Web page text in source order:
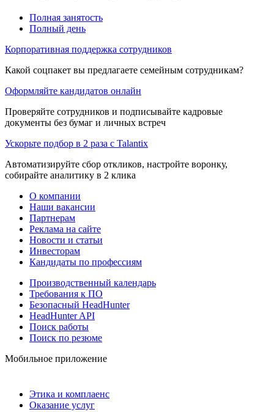
Полная занятость
Полный день
Корпоративная поддержка сотрудников
Какой соцпакет вы предлагаете семейным сотрудникам?
Оформляйте кандидатов онлайн
Проверяйте сотрудников и подписывайте кадровые
документы без бумаг и личных встреч
Ускорьте подбор в 2 раза с Talantix
Автоматизируйте сбор откликов, настройте воронку,
собирайте аналитику в 2 клика
О компании
Наши вакансии
Партнерам
Реклама на сайте
Новости и статьи
Инвесторам
Кандидаты по профессиям
Производственный календарь
Требования к ПО
Безопасный HeadHunter
HeadHunter API
Поиск работы
Поиск по резюме
Мобильное приложение
Этика и комплаенс
Оказание услуг